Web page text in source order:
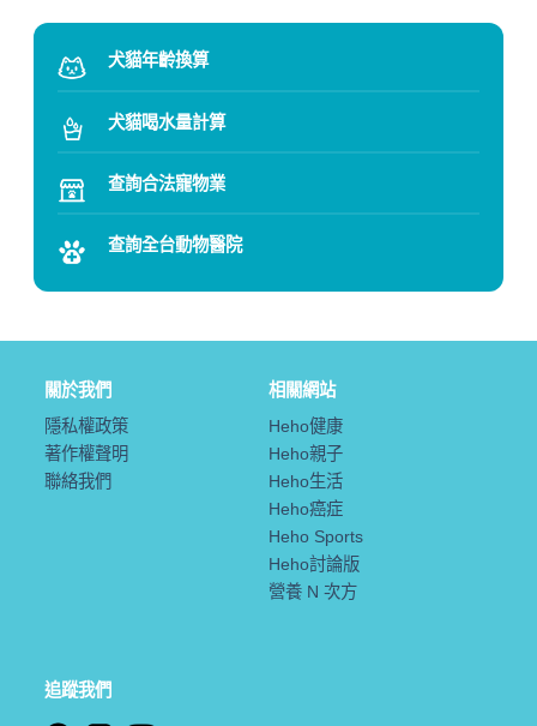
犬貓年齡換算
犬貓喝水量計算
查詢合法寵物業
查詢全台動物醫院
關於我們
隱私權政策
著作權聲明
聯絡我們
相關網站
Heho健康
Heho親子
Heho生活
Heho癌症
Heho Sports
Heho討論版
營養 N 次方
追蹤我們